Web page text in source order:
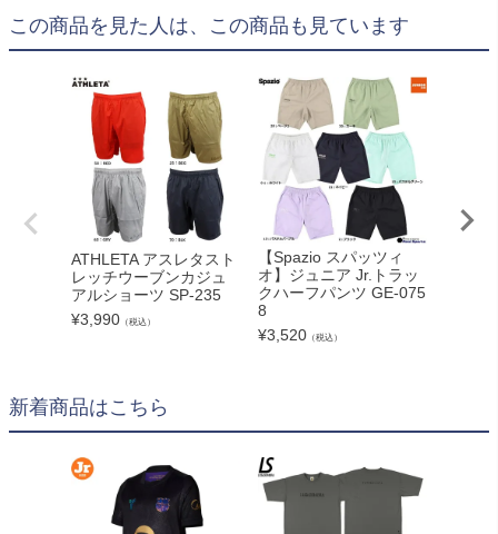
この商品を見た人は、この商品も見ています
ATHLETA アスレタスト
レッチウーブンカジュ
アルショーツ SP-235
¥3,990 （税込）
【Spazio スパッツィ
オ】ジュニア Jr.トラッ
クハーフパンツ GE-075
8
¥3,520 （税込）
新着商品はこちら